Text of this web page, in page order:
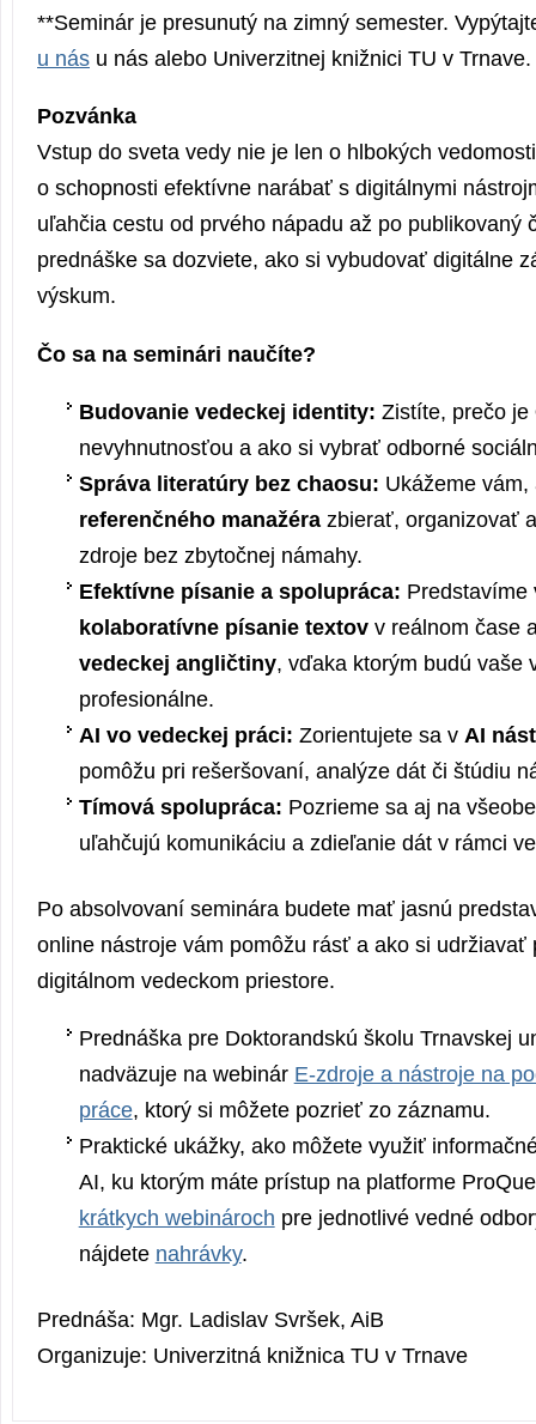
**Seminár je presunutý na zimný semester.
u nás u nás alebo Univerzitnej knižnici TU v Trnave.
Pozvánka
Vstup do sveta vedy nie je len o hlbokých
o schopnosti efektívne narábať s digitálnymi
uľahčia cestu od prvého nápadu až po publikovaný
prednáške sa dozviete, ako si vybudovať digitálne
výskum.
Čo sa na seminári naučíte?
Budovanie vedeckej identity: Zistíte, prečo je
nevyhnutnosťou a ako si vybrať odborné
Správa literatúry bez chaosu: Ukážeme
referenčného manažérazbierať, organizovať
zdroje bez zbytočnej námahy.
Efektívne písanie a spolupráca: Predstavíme
kolaboratívne písanie textovv reálnom čase
vedeckej angličtiny, vďaka ktorým budú vaše
profesionálne.
AI vo vedeckej práci: Zorientujete sa v AI
pomôžu pri rešeršovaní, analýze dát či štúdiu
Tímová spolupráca: Pozrieme sa aj na
uľahčujú komunikáciu a zdieľanie dát v rámci
Po absolvovaní seminára budete mať jasnú
online nástroje vám pomôžu rásť a ako si udržiavať
digitálnom vedeckom priestore.
Prednáška pre Doktorandskú školu Trnavskej
nadväzuje na webinár E-zdroje a nástroje na
práce, ktorý si môžete pozrieť zo záznamu.
Praktické ukážky, ako môžete využiť
AI, ku ktorým máte prístup na platforme
krátkych webinároch pre jednotlivé vedné
nájdete nahrávky.
Prednáša: Mgr. Ladislav Svršek, AiB
Organizuje: Univerzitná knižnica TU v Trnave